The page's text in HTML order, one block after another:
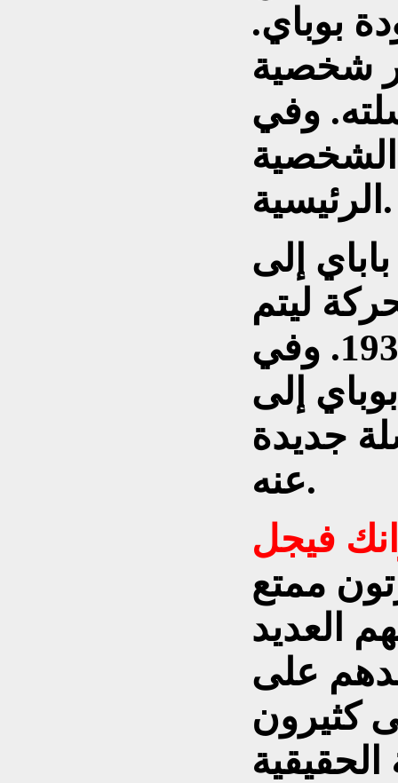
بوباي.
شخصية
وفي
الشخصية
الرئيسية.
إلى
ليتم
عرضها في السينما عام 1933. وفي
بوباي إلى
جديدة
عنه.
فيجل
ممتع
العديد
على
كثيرون